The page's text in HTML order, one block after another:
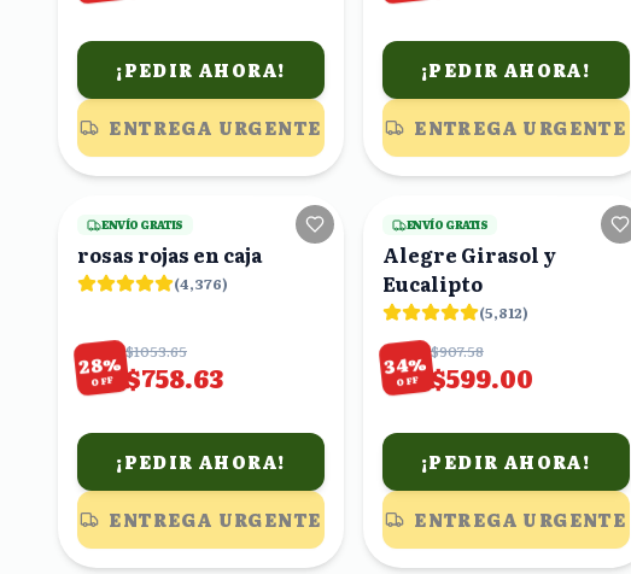
¡PEDIR AHORA!
ENTREGA URGENTE
¡PEDIR AHORA!
ENTREGA URGENTE
18viendo
ENVÍO GRATIS
rosas rojas en caja
(4,376)
28%
OFF
$1053.65
$758.63
¡PEDIR AHORA!
ENTREGA URGENTE
23viendo
ENVÍO GRATIS
Alegre Girasol y
Eucalipto
(5,812)
34%
OFF
$907.58
$599.00
¡PEDIR AHORA!
ENTREGA URGENTE
15viendo 24viendo